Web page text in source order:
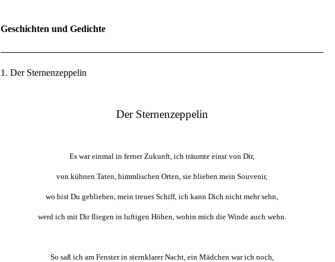
Geschichten und Gedichte
1. Der Sternenzeppelin
Der Sternenzeppelin
Es war einmal in ferner Zukunft, ich träumte einst von Dir,
von kühnen Taten, himmlischen Orten, sie blieben mein Souvenir,
wo bist Du geblieben, mein treues Schiff, ich kann Dich nicht mehr sehn,
werd ich mit Dir fliegen in luftigen Höhen, wohin mich die Winde auch wehn.
So saß ich am Fenster in sternklarer Nacht, ein Mädchen war ich noch,